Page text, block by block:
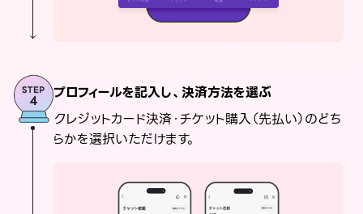
プロフィールを記入し、決済方法を選ぶ
クレジットカード決済・チケット購入（先払い）のどち
らかを選択いただけます。